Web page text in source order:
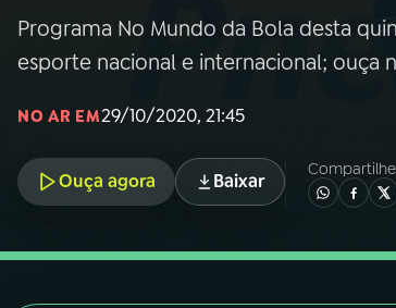
04PROGRAMAS
05 PODCASTS
06VIDEOCASTS
07ÚLTIMAS
Programa No Mundo da Bola desta
esporte nacional e internacional; ouça
NO AR EM29/10/2020, 21:45
Ouça agora Baixar
Compartilhe